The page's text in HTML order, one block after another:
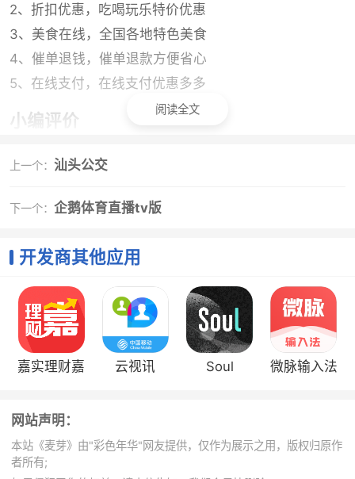
2、折扣优惠，吃喝玩乐特价优惠
3、美食在线，全国各地特色美食
4、催单退钱，催单退款方便省心
5、在线支付，在线支付优惠多多
小编评价
app找感兴趣的场景，发布在此场景发生过的故事，文
惠折扣，是你旅游或记录生活的必备软件哦
或者视频记录美好，就可以享受优惠折扣
阅读全文
上一个： 汕头公交
下一个： 企鹅体育直播tv版
开发商其他应用
嘉实理财嘉 云视讯 Soul 微脉输入法
网站声明：
本站《麦芽》由"彩色年华"网友提供，仅作为展示之用，版权归原作
者所有;